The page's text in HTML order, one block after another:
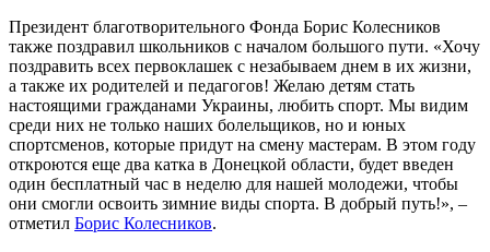
Президент благотворительного Фонда Борис Колесников
также поздравил школьников с началом большого пути. «Хочу
поздравить всех первоклашек с незабываем днем в их жизни,
а также их родителей и педагогов! Желаю детям стать
настоящими гражданами Украины, любить спорт. Мы видим
среди них не только наших болельщиков, но и юных
спортсменов, которые придут на смену мастерам. В этом году
откроются еще два катка в Донецкой области, будет введен
один бесплатный час в неделю для нашей молодежи, чтобы
они смогли освоить зимние виды спорта. В добрый путь!», –
отметил Борис Колесников.